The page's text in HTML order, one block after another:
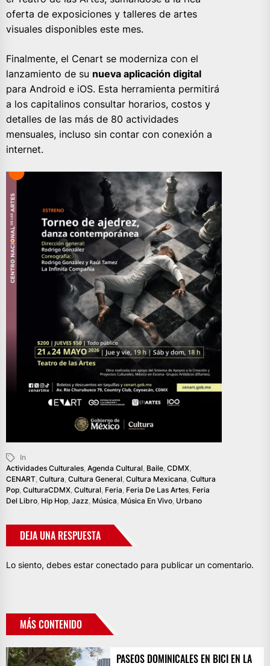
oferta de exposiciones y talleres de artes
visuales disponibles este mes.
Finalmente, el Cenart se moderniza con el
lanzamiento de su nueva aplicación digital
para Android e iOS. Esta herramienta permitirá
a los capitalinos consultar horarios, costos y
detalles de las más de 80 actividades
mensuales, incluso sin contar con conexión a
internet.
In
Actividades Culturales Agenda Cultural Baile CDMX
CENART Cultura Cultura General Cultura Mexicana Cultura
Pop CulturaCDMX Cultural Feria Feria De Las Artes Feria
Del Libro Hip Hop Jazz Música Música En Vivo Urbano
DEJA UNA RESPUESTA
Lo siento, debes estar conectado para publicar un comentario.
MÁS CONTENIDO
PASEOS DOMINICALES EN BICI EN LA